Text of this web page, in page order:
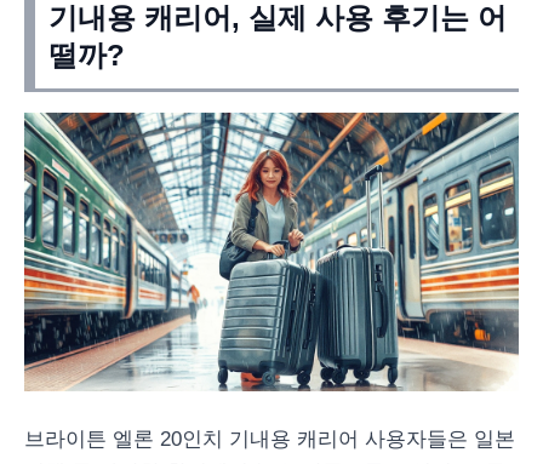
기내용 캐리어, 실제 사용 후기는 어
떨까?
브라이튼 엘론 20인치 기내용 캐리어 사용자들은 일본